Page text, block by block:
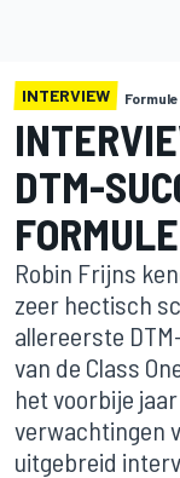
INTERVIEW Formule
DTM-
Robin Frijns
zeer hectisch
allereerste
van de Class
het voorbije
verwachtingen
uitgebreid